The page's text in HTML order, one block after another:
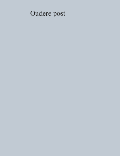
Oudere post